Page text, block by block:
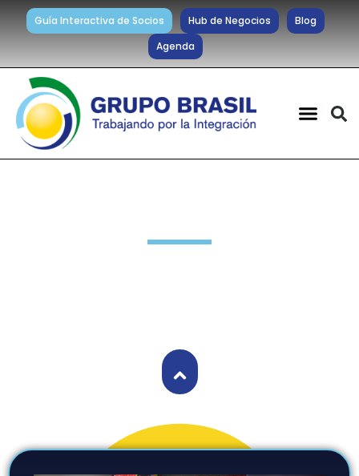
Guía Interactiva de Socios Hub de Negocios
Blog
Agenda